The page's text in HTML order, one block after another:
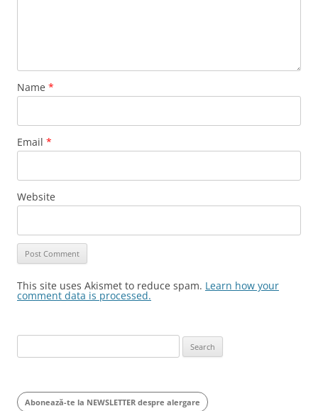
Name *
Email *
Website
This site uses Akismet to reduce spam. Learn how your
comment data is processed.
for:
Abonează-te la NEWSLETTER despre alergare